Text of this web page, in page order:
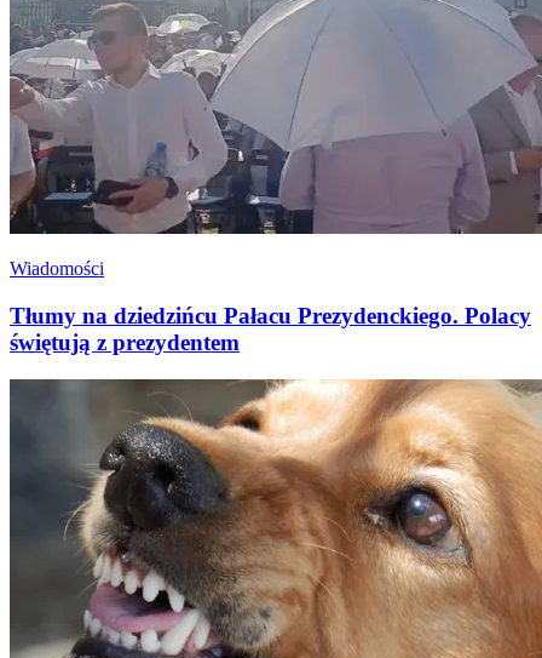
Wiadomości
Tłumy na dziedzińcu Pałacu Prezydenckiego. Polacy
świętują z prezydentem